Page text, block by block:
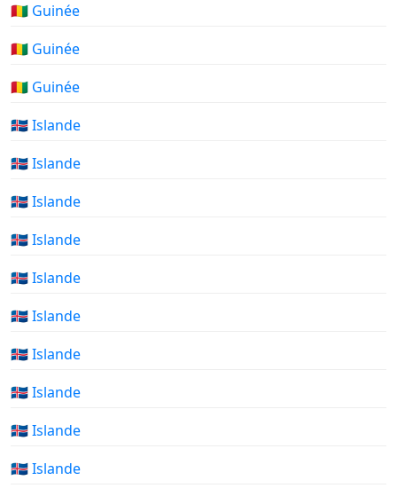
🇬🇳 Guinée
🇬🇳 Guinée
🇬🇳 Guinée
🇮🇸 Islande
🇮🇸 Islande
🇮🇸 Islande
🇮🇸 Islande
🇮🇸 Islande
🇮🇸 Islande
🇮🇸 Islande
🇮🇸 Islande
🇮🇸 Islande
🇮🇸 Islande